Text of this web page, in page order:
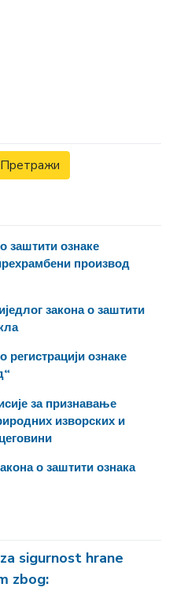
заштити ознаке
производ
закона о заштити
ознаке
за признавање
изворских и
о заштити ознака
sigurnost hrane
zbog: